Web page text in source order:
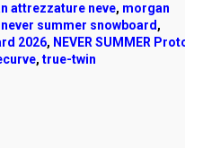
attrezzature neve, morgan
summer snowboard,
2026, NEVER SUMMER Proto
,true-twin